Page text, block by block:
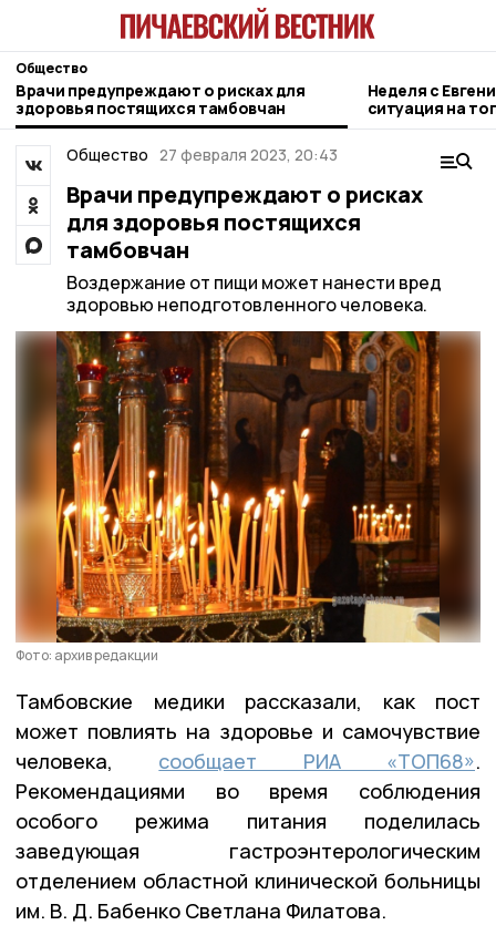
Общество
Врачи предупреждают о рисках для
здоровья постящихся тамбовчан
Неделя с
ситуация на
городе и
Общество 27 февраля 2023, 20:43
Врачи предупреждают о рисках
для здоровья постящихся
тамбовчан
Воздержание от пищи может нанести вред
здоровью неподготовленного человека.
Фото: архив редакции
Тамбовские медики рассказали, как пост
может повлиять на здоровье и самочувствие
человека, сообщает РИА «ТОП68».
Рекомендациями во время соблюдения
особого режима питания поделилась
заведующая гастроэнтерологическим
отделением областной клинической больницы
им. В. Д. Бабенко Светлана Филатова.